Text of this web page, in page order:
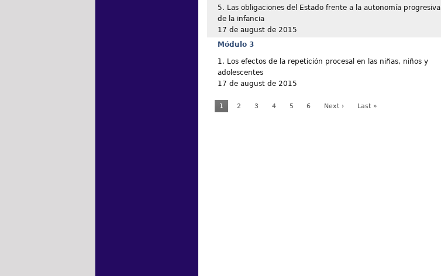
5. Las obligaciones del Estado frente a la autonomía progresiva
de la infancia
17 de august de 2015
Módulo 3
1. Los efectos de la repetición procesal en las niñas, niños y
adolescentes
17 de august de 2015
1 2 3 4 5 6 Next › Last »